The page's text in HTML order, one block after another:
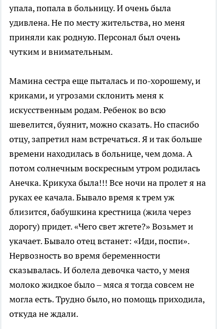
упала, попала в больницу. И очень была
удивлена. Не по месту жительства, но меня
приняли как родную. Персонал был очень
чутким и внимательным.
Мамина сестра еще пыталась и по-хорошему, и
криками, и угрозами склонить меня к
искусственным родам. Ребенок во всю
шевелится, буянит, можно сказать. Но спасибо
отцу, запретил нам встречаться. Я и так больше
времени находилась в больнице, чем дома. А
потом солнечным воскресным утром родилась
Анечка. Крикуха была!!! Все ночи на пролет я на
руках ее качала. Бывало время к трем уж
близится, бабушкина крестница (жила через
дорогу) придет. «Чего свет жгете?» Возьмет и
укачает. Бывало отец встанет: «Иди, поспи».
Нервозность во время беременности
сказывалась. И болела девочка часто, у меня
молоко жидкое было – мяса я тогда совсем не
могла есть. Трудно было, но помощь приходила,
откуда не ждали.